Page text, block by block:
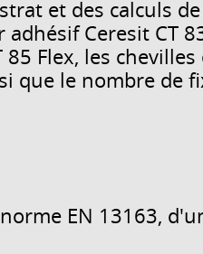
et des calculs
Ceresit CT
Flex, les
que le nombre
EN 13163,